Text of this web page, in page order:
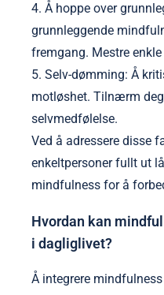
4. Å hoppe over
grunnleggende
fremgang. Mestre
5. Selv-dømming: Å
motløshet. Tilnærm
selvmedfølelse.
Ved å adressere disse
enkeltpersoner fullt ut
mindfulness for å
Hvordan kan
i dagliglivet?
Å integrere